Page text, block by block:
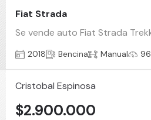
Fiat Strada
Se vende auto Fiat Strada
2018 Bencina Manual
Cristobal Espinosa
$2.900.000